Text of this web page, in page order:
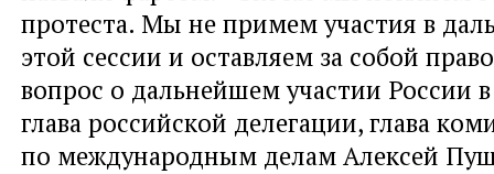
протеста. Мы не примем участия в
этой сессии и оставляем за собой
вопрос о дальнейшем участии России
глава российской делегации, глава
по международным делам Алексей